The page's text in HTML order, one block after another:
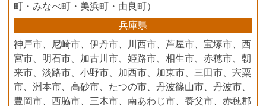
町・みなべ町・美浜町・由良町）
兵庫県
神戸市、尼崎市、伊丹市、川西市、芦屋市、宝塚市、西
宮市、明石市、加古川市、姫路市、相生市、赤穂市、朝
来市、淡路市、小野市、加西市、加東市、三田市、宍粟
市、洲本市、高砂市、たつの市、丹波篠山市、丹波市、
豊岡市、西脇市、三木市、南あわじ市、養父市、赤穂郡